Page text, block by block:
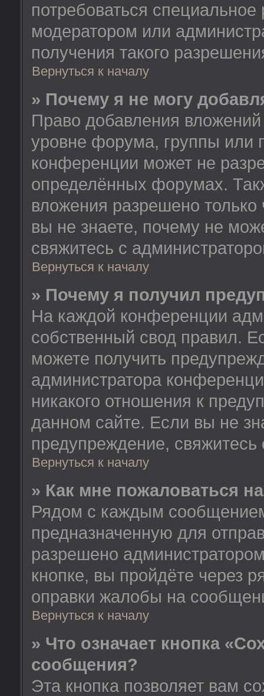
потребоваться
модератором или
получения такого
Вернуться к началу
» Почему я не могу
Право добавления
уровне форума, группы или
конференции может не
определённых форумах.
вложения разрешено
вы не знаете, почему не
свяжитесь с
Вернуться к началу
» Почему я получил
На каждой конференции
собственный свод правил.
можете получить
администратора
никакого отношения к
данном сайте. Если вы не
предупреждение,
Вернуться к началу
» Как мне пожаловаться
Рядом с каждым
предназначенную для
разрешено
кнопке, вы пройдёте через
оправки жалобы на
Вернуться к началу
» Что означает кнопка
сообщения?
Эта кнопка позволяет вам